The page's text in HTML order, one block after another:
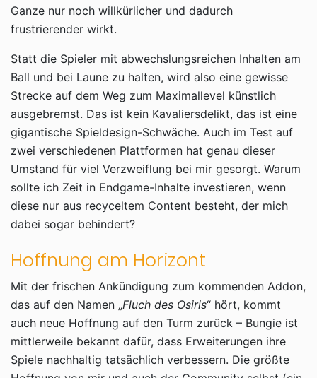
Ganze nur noch willkürlicher und dadurch
frustrierender wirkt.
Statt die Spieler mit abwechslungsreichen Inhalten am
Ball und bei Laune zu halten, wird also eine gewisse
Strecke auf dem Weg zum Maximallevel künstlich
ausgebremst. Das ist kein Kavaliersdelikt, das ist eine
gigantische Spieldesign-Schwäche. Auch im Test auf
zwei verschiedenen Plattformen hat genau dieser
Umstand für viel Verzweiflung bei mir gesorgt. Warum
sollte ich Zeit in Endgame-Inhalte investieren, wenn
diese nur aus recyceltem Content besteht, der mich
dabei sogar behindert?
Hoffnung am Horizont
Mit der frischen Ankündigung zum kommenden Addon,
das auf den Namen „Fluch des Osiris“ hört, kommt
auch neue Hoffnung auf den Turm zurück – Bungie ist
mittlerweile bekannt dafür, dass Erweiterungen ihre
Spiele nachhaltig tatsächlich verbessern. Die größte